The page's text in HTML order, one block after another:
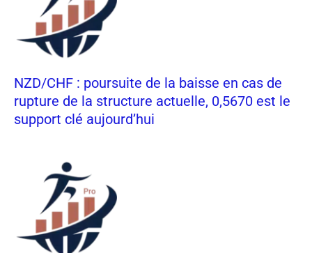
NZD/CHF : poursuite de la baisse en cas de
rupture de la structure actuelle, 0,5670 est le
support clé aujourd’hui